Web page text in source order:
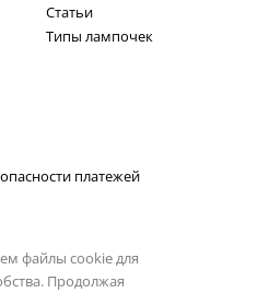
Статьи
Типы лампочек
платежей
файлы cookie для
Продолжая